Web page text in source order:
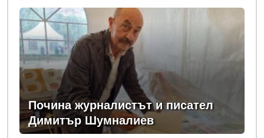
Почина журналистът и писател
Димитър Шумналиев